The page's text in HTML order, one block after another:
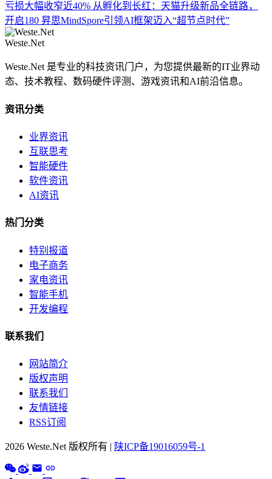
亏损大幅收窄近40% 从孵化到长红：天猫升级新品全链路，
开启180 昇思MindSpore引领AI框架迈入“超节点时代”
Weste.Net
Weste.Net 是专业的科技资讯门户，为您提供最新的IT业界动
态、技术教程、数码硬件评测、游戏资讯和AI前沿信息。
资讯分类
业界资讯
互联思考
智能硬件
软件资讯
AI资讯
热门分类
特别报道
电子商务
家电资讯
智能手机
开发编程
联系我们
网站简介
版权声明
联系我们
友情链接
RSS订阅
2026 Weste.Net 版权所有 | 陕ICP备19016059号-1